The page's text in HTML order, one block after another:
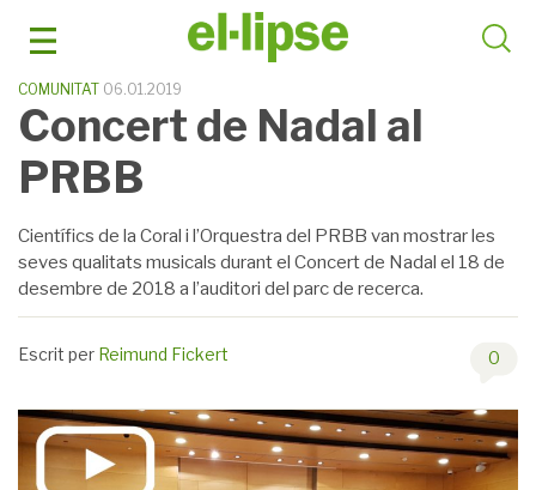
COMUNITAT 06.01.2019
Concert de Nadal al
PRBB
Científics de la Coral i l’Orquestra del PRBB van mostrar les
seves qualitats musicals durant el Concert de Nadal el 18 de
desembre de 2018 a l’auditori del parc de recerca.
Escrit per Reimund Fickert 0